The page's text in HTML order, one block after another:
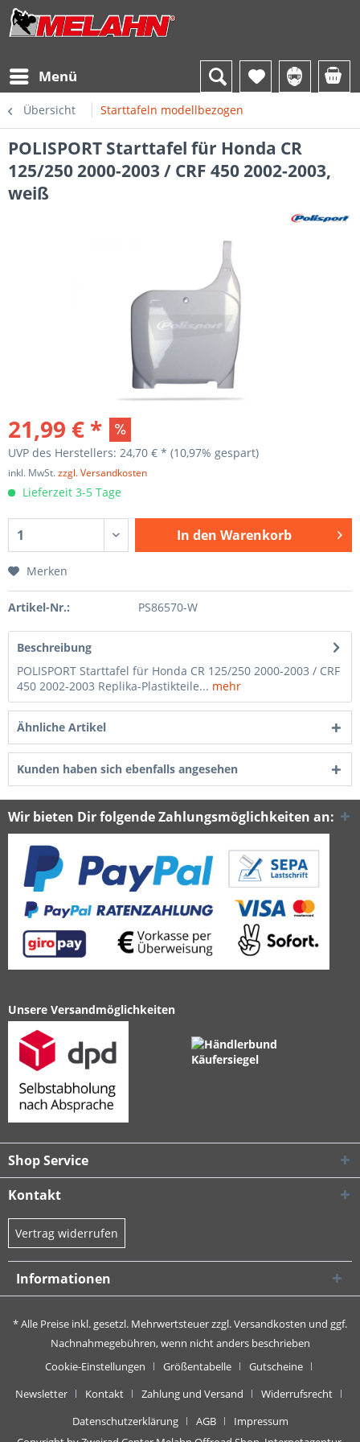
Menü
Übersicht Starttafeln modellbezogen
POLISPORT Starttafel für Honda CR
125/250 2000-2003 / CRF 450 2002-2003,
weiß
21,99 € *
UVP des Herstellers: 24,70 € * (10,97% gespart)
inkl. MwSt.zzgl. Versandkosten
Lieferzeit 3-5 Tage
In den Warenkorb
Merken
Artikel-Nr.: PS86570-W
Beschreibung
POLISPORT Starttafel für Honda CR 125/250 2000-2003 / CRF
450 2002-2003 Replika-Plastikteile... mehr
Ähnliche Artikel
Kunden haben sich ebenfalls angesehen
Wir bieten Dir folgende Zahlungsmöglichkeiten an:
Unsere Versandmöglichkeiten
Shop Service
Kontakt
Vertrag widerrufen
Informationen
* Alle Preise inkl. gesetzl. Mehrwertsteuer zzgl.Versandkosten und ggf.
Nachnahmegebühren, wenn nicht anders beschrieben
Cookie-Einstellungen
Größentabelle
Gutscheine
Newsletter
Kontakt Zahlung und Versand
Widerrufsrecht
Datenschutzerklärung
AGB
Impressum